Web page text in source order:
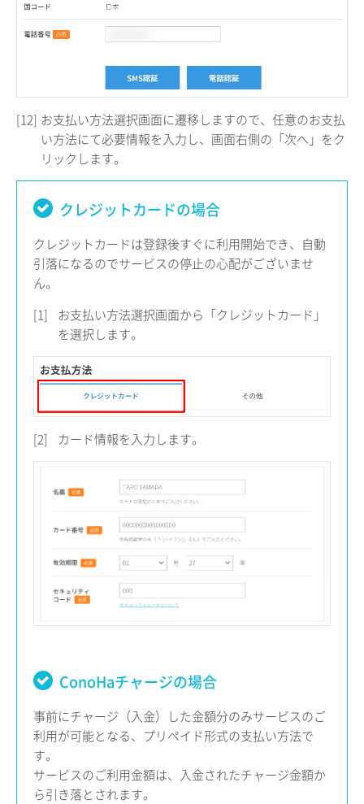
[12] お支払い方法選択画面に遷移しますので、任意のお支払
い方法にて必要情報を入力し、画面右側の「次へ」をク
リックします。
クレジットカードの場合
クレジットカードは登録後すぐに利用開始でき、自動
引落になるのでサービスの停止の心配がございませ
ん。
[1]
お支払い方法選択画面から「クレジットカード」
を選択します。
[2] カード情報を入力します。
ConoHaチャージの場合
事前にチャージ（入金）した金額分のみサービスのご
利用が可能となる、プリペイド形式の支払い方法で
す。
サービスのご利用金額は、入金されたチャージ金額か
ら引き落とされます。